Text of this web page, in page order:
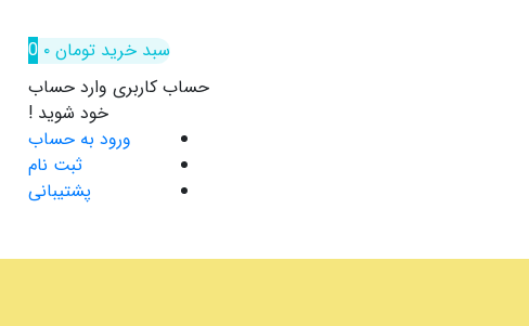
سبد خرید تومان۰
0
حساب کاربری وارد حساب
خود شوید !
ورود به حساب
ثبت نام
پشتیبانی